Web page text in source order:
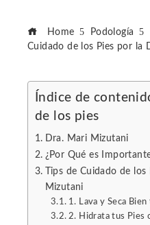
Home
Podología
Cuidado de los Pies por la
Índice de
de los pies
Dra. Mari Mizutani
¿Por Qué es
Tips de Cuidado de
Mizutani
1. Lava y Seca
2. Hidrata tus Pies